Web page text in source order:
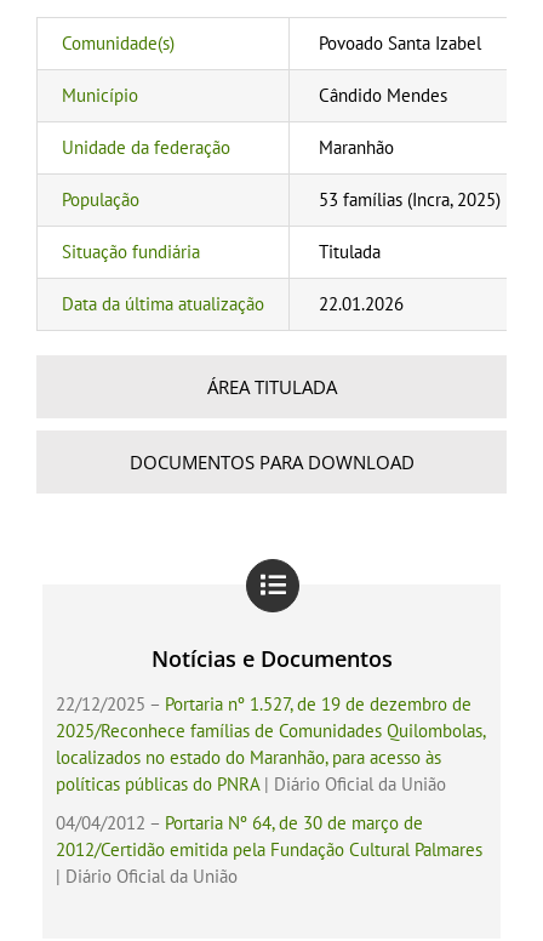
Comunidade(s) Povoado Santa Izabel
Município Cândido Mendes
Unidade da federação Maranhão
População 53 famílias (Incra, 2025)
Situação fundiária Titulada
Data da última atualização 22.01.2026
ÁREA TITULADA
DOCUMENTOS PARA DOWNLOAD
Notícias e Documentos
22/12/2025 – Portaria nº 1.527, de 19 de dezembro de
2025/Reconhece famílias de Comunidades Quilombolas,
localizados no estado do Maranhão, para acesso às
políticas públicas do PNRA| Diário Oficial da União
04/04/2012 – Portaria Nº 64, de 30 de março de
2012/Certidão emitida pela Fundação Cultural Palmares
| Diário Oficial da União